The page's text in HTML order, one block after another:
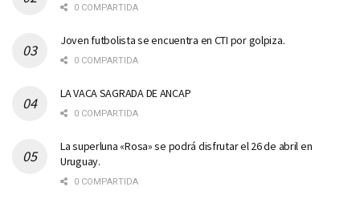
0 COMPARTIDA
Joven futbolista se encuentra en CTI por golpiza.
0 COMPARTIDA
LA VACA SAGRADA DE ANCAP
0 COMPARTIDA
La superluna «Rosa» se podrá disfrutar el 26 de abril en
Uruguay.
0 COMPARTIDA